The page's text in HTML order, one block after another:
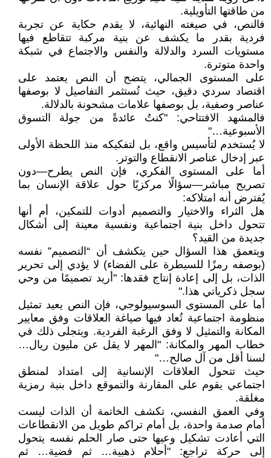
من طاقتها التأويلية.
فالنص، في صيغته النهائية، لا يقدم حكاية عن تجربة
فردية بقدر ما يكشف عن بنية مركبة تتقاطع فيها
مستويات السرد والدلالة والنفس والاجتماع في شبكة
واحدة متوترة.
على المستوى الجمالي، يتضح أن النص يعتمد على
اقتصاد سردي دقيق، حيث تُستثمر التفاصيل لا بوصفها
عناصر وصفية، بل بوصفها علامات مشحونة بالدلالة.
فالمشهد الافتتاحي: "كنتُ عائدةً من جولة التسوق
الأسبوعية…"
لا يُستخدم لتأسيس واقع، بل لتفكيكه منذ اللحظة الأولى
عبر إدخال عناصر الانقطاع والتوتر.
أما على المستوى الفكري، فإن النص يطرح—دون
تصريح مباشر—سؤالًا مركزيًا حول علاقة الإنسان بما
يُفترض أنه امتلاكه:
هل الثراء والاختيار والتصميم أدوات للتمكين، أم أنها
تتحول داخل بنية اجتماعية ونفسية معينة إلى أشكال
جديدة من القيد؟
ويتعمق هذا السؤال حين يتكشف أن “التصميم” نفسه
(بوصفه رمزًا للسيطرة على الفضاء) لا يؤدي إلى تحرير
الذات، بل إلى إعادة إنتاج فقدها: "أريد تصميمًا من وحي
سجل ذكرياتي هذا."
أما على المستوى السوسيولوجي، فإن النص يعيد تمثيل
منظومة اجتماعية تُعاد فيها صياغة العلاقات وفق معايير
المكانة والتمثيل لا وفق الرغبة الفردية. ويتجلى ذلك في
خطاب المهر والمكانة: "المهر لا يقل عن مليون ريال…
لسنا أقل من آل صالح…"
حيث تتحول العلاقات الإنسانية إلى امتداد لمنطق
اجتماعي يقوم على المقارنة والتموقع داخل بنية رمزية
مغلقة.
وفي العمق النفسي، تكشف الخاتمة أن الذات ليست
أمام صدمة واحدة، بل أمام تراكم طويل من الانقطاعات
التي أعادت تشكيل وعيها حتى صار الحلم نفسه يتحول
إلى حركة تراجع: "أحلام ذهبية… ثم فضية… ثم